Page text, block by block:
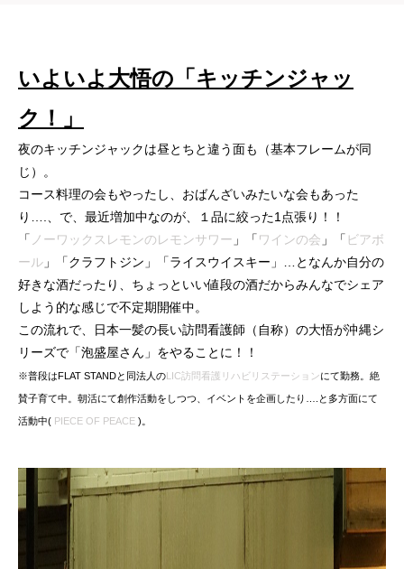
いよいよ大悟の「キッチンジャッ
ク！」
夜のキッチンジャックは昼とちと違う面も（基本フレームが同
じ）。
コース料理の会もやったし、おばんざいみたいな会もあった
り….、で、最近増加中なのが、１品に絞った1点張り！！
「 ノーワックスレモンのレモンサワー 」「 ワインの会 」「 ビアボ
ール 」「クラフトジン」「ライスウイスキー」…となんか自分の
好きな酒だったり、ちょっといい値段の酒だからみんなでシェア
しよう的な感じで不定期開催中。
この流れで、日本一髪の長い訪問看護師（自称）の大悟が沖縄シ
リーズで「泡盛屋さん」をやることに！！
※普段はFLAT STANDと同法人のLIC訪問看護リハビリステーションにて勤務。絶
賛子育て中。朝活にて創作活動をしつつ、イベントを企画したり….と多方面にて
活動中( PIECE OF PEACE )。